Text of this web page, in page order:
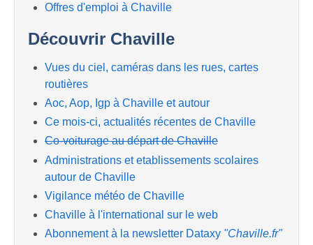
Offres d'emploi à Chaville
Découvrir Chaville
Vues du ciel, caméras dans les rues, cartes
routières
Aoc, Aop, Igp à Chaville et autour
Ce mois-ci, actualités récentes de Chaville
Co-voiturage au départ de Chaville
Administrations et etablissements scolaires
autour de Chaville
Vigilance météo de Chaville
Chaville à l'international sur le web
Abonnement à la newsletter Dataxy "Chaville.fr"